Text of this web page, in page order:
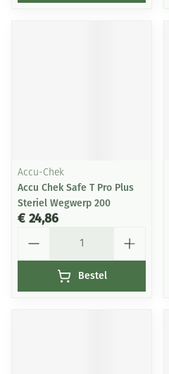
Accu-Chek
Accu Chek Safe T Pro Plus
Steriel Wegwerp 200
€ 24,86
Bestel